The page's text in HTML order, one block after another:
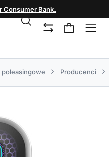
Consumer Bank.
poleasingowe Producenci